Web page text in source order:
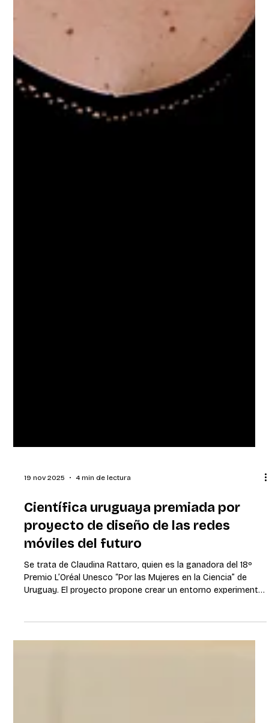
Científica uruguaya premiada por
proyecto de diseño de las redes
móviles del futuro
Se trata de Claudina Rattaro, quien es la ganadora del 18º
Premio L’Oréal Unesco “Por las Mujeres en la Ciencia” de
para probar y desarrollar las redes móviles del futuro,